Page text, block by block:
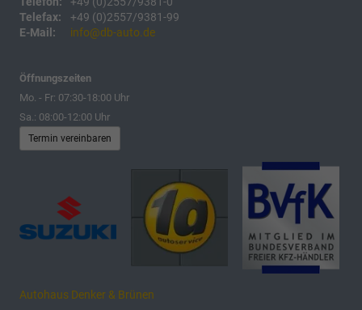
Telefax:
+49 (0)2557/9381-99
E-Mail:
info@db-auto.de
Öffnungszeiten
Mo. - Fr: 07:30-18:00 Uhr
Sa.: 08:00-12:00 Uhr
Termin vereinbaren
Autohaus Denker & Brünen